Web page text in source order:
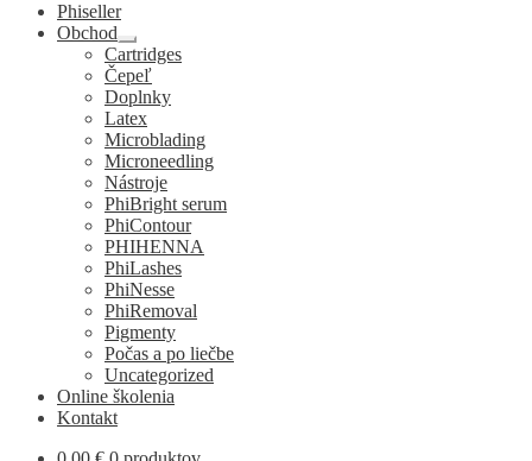
Phiseller
Obchod
Rozbaliť
podradené
menu
Cartridges
Čepeľ
Doplnky
Latex
Microblading
Microneedling
Nástroje
PhiBright serum
PhiContour
PHIHENNA
PhiLashes
PhiNesse
PhiRemoval
Pigmenty
Počas a po liečbe
Uncategorized
Online školenia
Kontakt